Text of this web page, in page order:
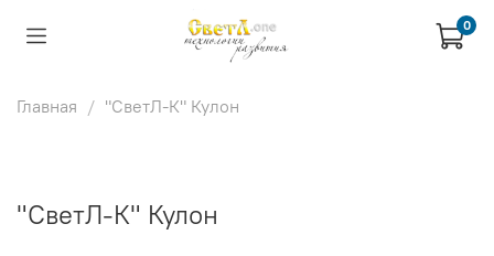
0
Главная "СветЛ-К" Кулон
"СветЛ-К" Кулон